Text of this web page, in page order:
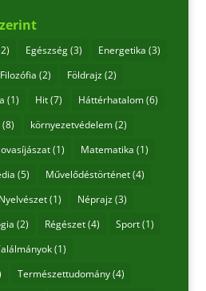
Egészség(3) Energetika (3)
Filozófia (2) Földrajz(2)
(1) Hit(7) Háttérhatalom(6)
(8) környezetvédelem(2)
lovasíjászat(1) Matematika (1)
(5) Művelődéstörténet(4)
Nyelvészet(1) Néprajz(3)
(2) Régészet(4) Sport(1)
(1)
Természettudomány(4)